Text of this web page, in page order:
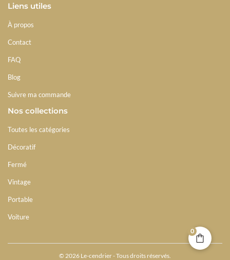
0
Liens utiles
À propos
Contact
FAQ
Blog
Suivre ma commande
Nos collections
Toutes les catégories
Décoratif
Fermé
Vintage
Portable
Voiture
© 2026 Le-cendrier - Tous droits réservés.